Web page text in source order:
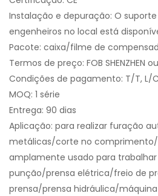
Instalação e depuração: O
engenheiros no local está
Pacote: caixa/filme de
Termos de preço: FOB SHENZHEN
Condições de pagamento: T/T, L/
MOQ: 1 série
Entrega: 90 dias
Aplicação: para realizar furação
metálicas/corte no comprimento/
amplamente usado para
punção/prensa elétrica/freio de
prensa/prensa hidráulica/